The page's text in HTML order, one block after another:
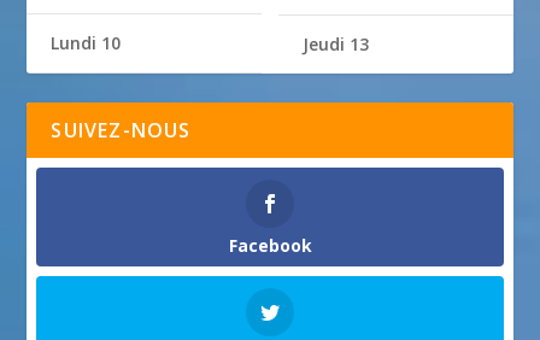
Lundi 10 Jeudi 13
SUIVEZ-NOUS
Facebook